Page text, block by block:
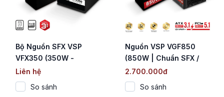
Bộ Nguồn SFX VSP
VFX350 (350W -
ATX3.0)
Liên hệ
So sánh
Nguồn VSP VGF850
(850W | Chuẩn SFX /
Cybenetics Platinum |
Fully Modular | ATX 3.1
& PCIe 5.1)
2.700.000đ
So sánh